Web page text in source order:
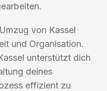
von Kassel
und Organisation.
unterstützt dich
deines
effizient zu